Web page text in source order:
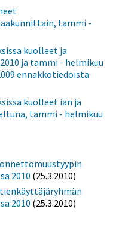
tammi -
kuolleet ja
ja tammi - helmikuu
ennakkotiedoista
kuolleet iän ja
tammi - helmikuu
2010 (25.3.2010)
2010 (25.3.2010)